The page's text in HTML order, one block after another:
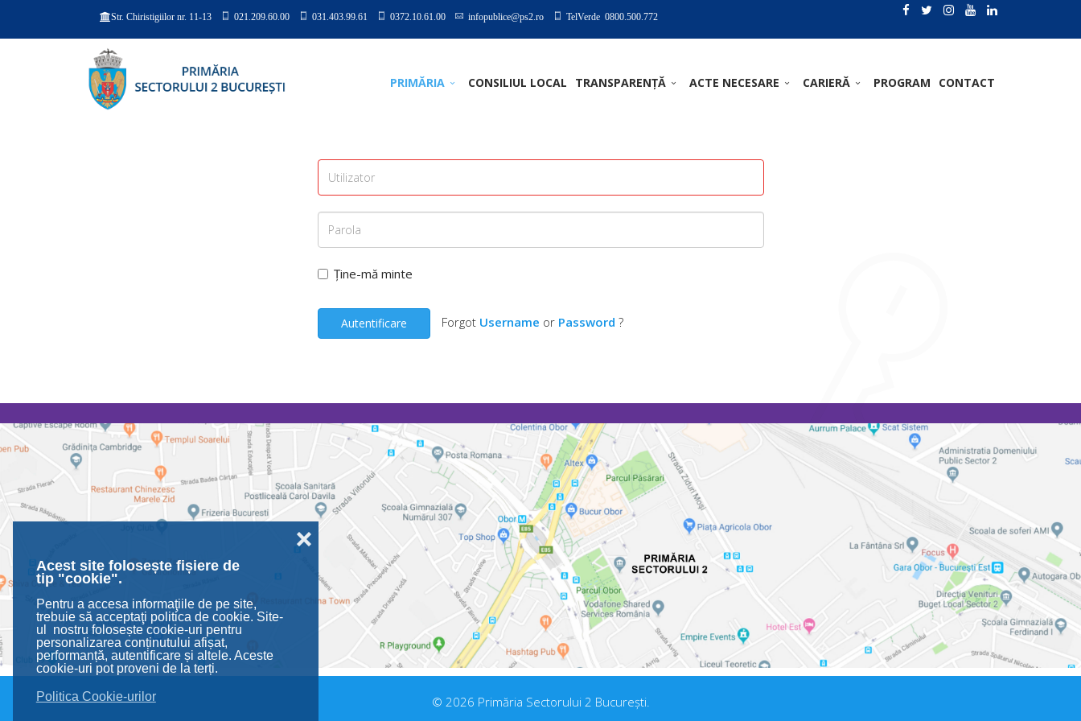
Acest site folosește fișiere de
tip "cookie".
Pentru a accesa informaţiile de pe site,
trebuie să acceptaţi politica de cookie. Site-
ul nostru folosește cookie-uri pentru
personalizarea conținutului afișat,
performanță, autentificare și altele. Aceste
cookie-uri pot proveni de la terți.
Politica Cookie-urilor
❌
Str. Chiristigiilor nr. 11-13 021.209.60.00 031.403.99.61 0372.10.61.00 infopublice@ps2.ro TelVerde 0800.500.772
PRIMĂRIA CONSILIUL LOCAL TRANSPARENȚĂ ACTE NECESARE CARIERĂ PROGRAM CONTACT
Ține-mă minte
Autentificare Forgot Username or Password ?
© 2026 Primăria Sectorului 2 București.